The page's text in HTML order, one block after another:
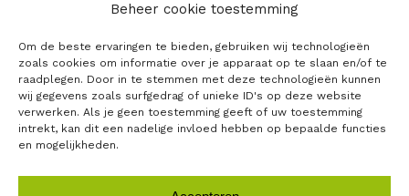
Beheer cookie toestemming
Om de beste ervaringen te bieden, gebruiken wij technologieën
zoals cookies om informatie over je apparaat op te slaan en/of te
raadplegen. Door in te stemmen met deze technologieën kunnen
wij gegevens zoals surfgedrag of unieke ID's op deze website
verwerken. Als je geen toestemming geeft of uw toestemming
intrekt, kan dit een nadelige invloed hebben op bepaalde functies
en mogelijkheden.
RESTEZ INFORMÉ DE L’ACTUALITÉ
DE RAJO
E-mail *